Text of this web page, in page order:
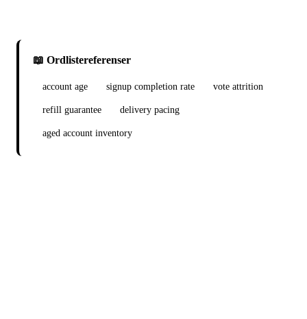
📖 Ordlistereferenser
account age signup completion rate vote attrition
refill guarantee delivery pacing
aged account inventory